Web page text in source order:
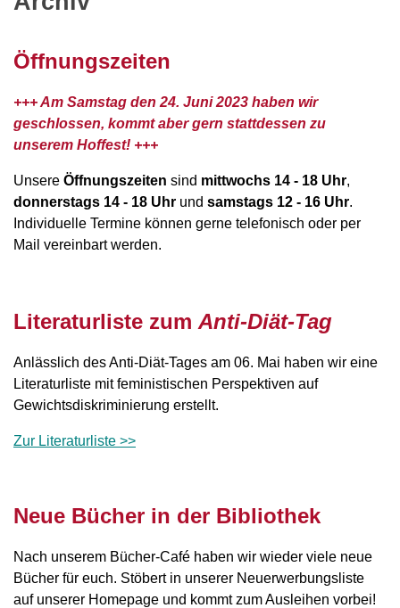
Öffnungszeiten
+++ Am Samstag den 24. Juni 2023 haben wir
geschlossen, kommt aber gern stattdessen zu
unserem Hoffest! +++
Unsere Öffnungszeiten sind mittwochs 14 - 18 Uhr,
donnerstags 14 - 18 Uhr und samstags 12 - 16 Uhr.
Individuelle Termine können gerne telefonisch oder per
Mail vereinbart werden.
Literaturliste zum Anti-Diät-Tag
Anlässlich des Anti-Diät-Tages am 06. Mai haben wir eine
Literaturliste mit feministischen Perspektiven auf
Gewichtsdiskriminierung erstellt.
Zur Literaturliste >>
Neue Bücher in der Bibliothek
Nach unserem Bücher-Café haben wir wieder viele neue
Bücher für euch. Stöbert in unserer Neuerwerbungsliste
auf unserer Homepage und kommt zum Ausleihen vorbei!